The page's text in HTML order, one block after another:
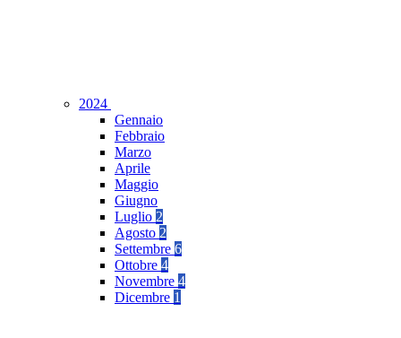
2024
Gennaio
Febbraio
Marzo
Aprile
Maggio
Giugno
Luglio 2
Agosto 2
Settembre 6
Ottobre 4
Novembre 4
Dicembre 1